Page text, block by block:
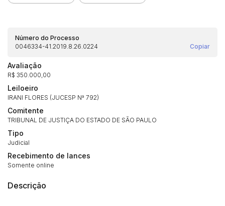
Número do Processo
0046334-41.2019.8.26.0224
Copiar
Avaliação
R$ 350.000,00
Leiloeiro
IRANI FLORES (JUCESP Nª 792)
Comitente
TRIBUNAL DE JUSTIÇA DO ESTADO DE SÃO PAULO
Tipo
Judicial
Recebimento de lances
Somente online
Descrição
Envie sua Proposta
Habilite-se para efetuar lances ou